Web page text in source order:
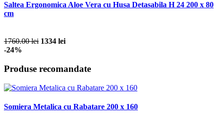
Saltea Ergonomica Aloe Vera cu Husa Detasabila H 24 200 x 80
cm
1760.00 lei 1334 lei
-24%
Produse recomandate
Somiera Metalica cu Rabatare 200 x 160